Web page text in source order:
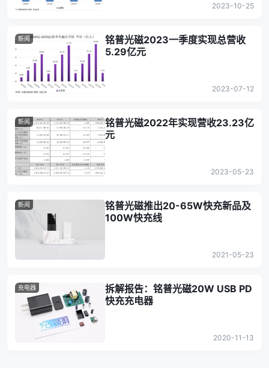
2023-10-25
新闻
铭普光磁2023一季度实现总营收
5.29亿元
2023-07-12
新闻
铭普光磁2022年实现营收23.23亿
元
2023-05-23
新闻
铭普光磁推出20-65W快充新品及
100W快充线
2021-05-23
充电器
拆解报告：铭普光磁20W USB PD
快充充电器
2020-11-13